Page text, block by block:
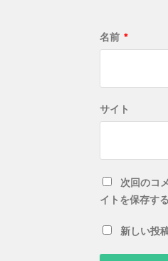
名前 *
サイト
次回のコ
イトを保存する
新しい投